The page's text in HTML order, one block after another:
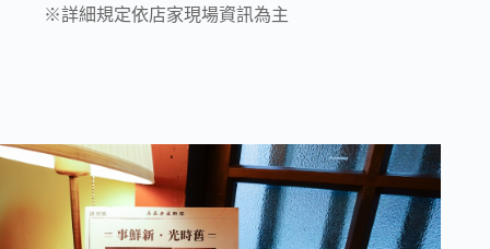
※詳細規定依店家現場資訊為主